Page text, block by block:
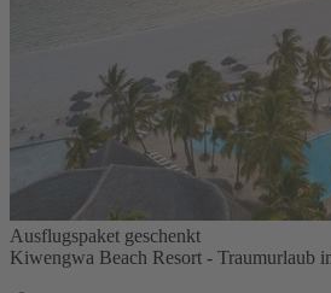
Ausflugspaket geschenkt
Kiwengwa Beach Resort - Traumurlaub